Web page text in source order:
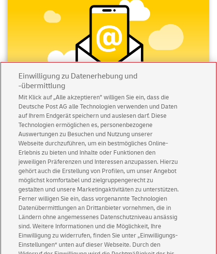
Abonnieren Sie unseren Newsletter
Immer informiert über exklusive Angebote und
Aktionen - jetzt mit Vorteil
Privatkunden sichern sich einen5 € Gutschein
für POSTSCAN!
Geschäftskundenerhalten einen5 € Gutschein
für Briefmarke individuell!
Zur Newsletter-Anmeldung
Einwilligung zu Datenerhebung und
-übermittlung
Mit Klick auf „Alle akzeptieren” willigen Sie ein, dass die
Deutsche Post AG alle Technologien verwenden und Daten
auf Ihrem Endgerät speichern und auslesen darf. Diese
Technologien ermöglichen es, personenbezogene
Auswertungen zu Besuchen und Nutzung unserer
Webseite durchzuführen, um ein bestmögliches Online-
Erlebnis zu bieten und Inhalte oder Funktionen den
jeweiligen Präferenzen und Interessen anzupassen. Hierzu
gehört auch die Erstellung von Profilen, um unser Angebot
möglichst komfortabel und zielgruppengerecht zu
gestalten und unsere Marketingaktivitäten zu unterstützen.
Ferner willigen Sie ein, dass vorgenannte Technologien
Datenübermittlungen an Drittanbieter vornehmen, die in
Ländern ohne angemessenes Datenschutzniveau ansässig
sind. Weitere Informationen und die Möglichkeit, Ihre
Einwilligung zu widerrufen, finden Sie unter „Einwilligungs-
Einstellungen“ unten auf dieser Webseite. Durch den